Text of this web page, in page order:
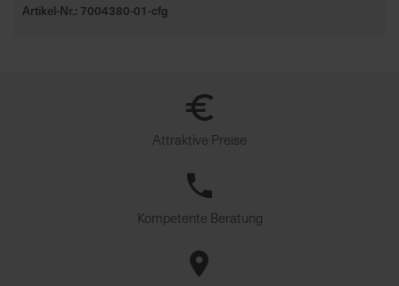
Artikel-Nr.: 7004380-01-cfg
Attraktive Preise
Kompetente Beratung